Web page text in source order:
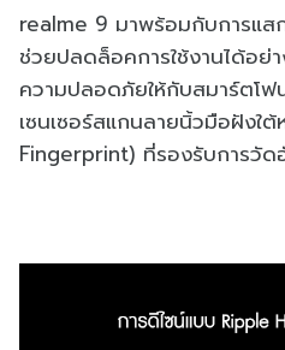
realme 9 มาพร้อมกับการแ
ช่วยปลดล็อคการใช้งานได้อย่
ความปลอดภัยให้กับสมาร์ตโ
เซนเซอร์สแกนลายนิ้วมือฝังใ
Fingerprint) ที่รองรับการวัด